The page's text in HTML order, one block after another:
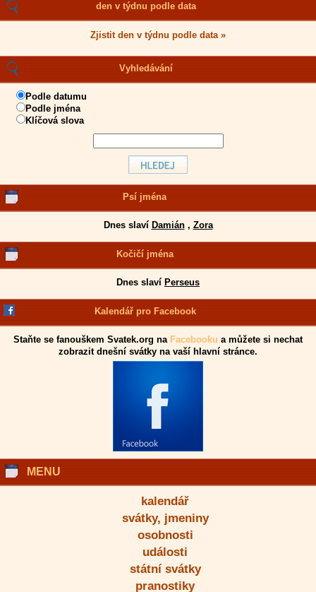
den v týdnu podle data
Zjistit den v týdnu podle data »
Vyhledávání
Podle datumu
Podle jména
Klíčová slova
Psí jména
Dnes slaví Damián, Zora
Kočičí jména
Dnes slaví Perseus
Kalendář pro Facebook
Staňte se fanouškem Svatek.org na Facebooku a můžete si nechat
zobrazit dnešní svátky na vaší hlavní stránce.
MENU
kalendář
svátky, jmeniny
osobnosti
události
státní svátky
pranostiky